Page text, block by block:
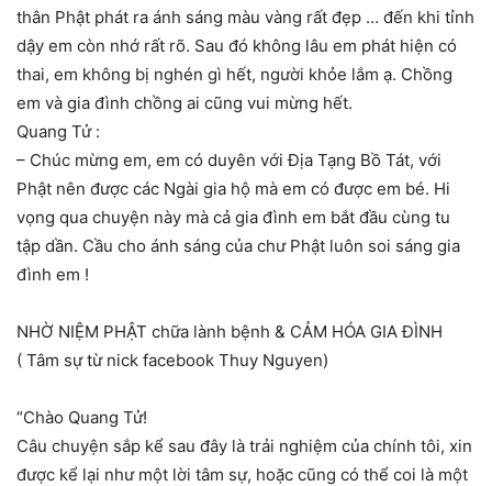
thân Phật phát ra ánh sáng màu vàng rất đẹp … đến khi tỉnh
dậy em còn nhớ rất rõ. Sau đó không lâu em phát hiện có
thai, em không bị nghén gì hết, người khỏe lắm ạ. Chồng
em và gia đình chồng ai cũng vui mừng hết.
Quang Tử :
– Chúc mừng em, em có duyên với Địa Tạng Bồ Tát, với
Phật nên được các Ngài gia hộ mà em có được em bé. Hi
vọng qua chuyện này mà cả gia đình em bắt đầu cùng tu
tập dần. Cầu cho ánh sáng của chư Phật luôn soi sáng gia
đình em !
NHỜ NIỆM PHẬT chữa lành bệnh & CẢM HÓA GIA ĐÌNH
( Tâm sự từ nick facebook Thuy Nguyen)
“Chào Quang Tử!
Câu chuyện sắp kể sau đây là trải nghiệm của chính tôi, xin
được kể lại như một lời tâm sự, hoặc cũng có thể coi là một